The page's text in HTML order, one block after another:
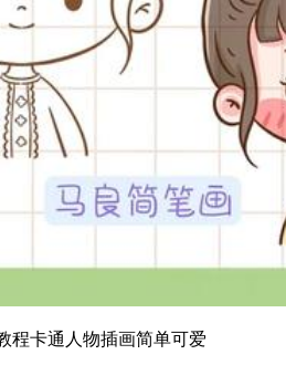
程卡通人物插画简单可爱